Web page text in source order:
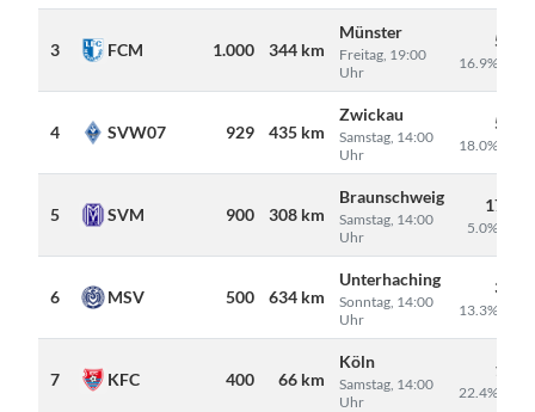
3 FCM 1.000 344 km
Münster
Freitag, 19:00
Uhr
16.9%
4 SVW07 929 435 km
Zwickau
Samstag, 14:00
Uhr
18.0%
5 SVM 900 308 km
Braunschweig
Samstag, 14:00
Uhr
5.0%
6 MSV 500 634 km
Unterhaching
Sonntag, 14:00
Uhr
13.3%
7 KFC 400 66 km
Köln
Samstag, 14:00
Uhr
22.4%